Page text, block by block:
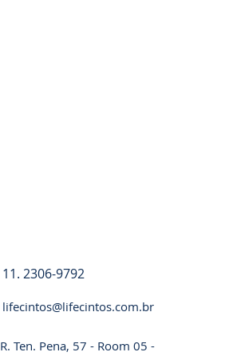
11. 2306-9792
lifecintos@lifecintos.com.br
R. Ten. Pena, 57 - Room 05 -